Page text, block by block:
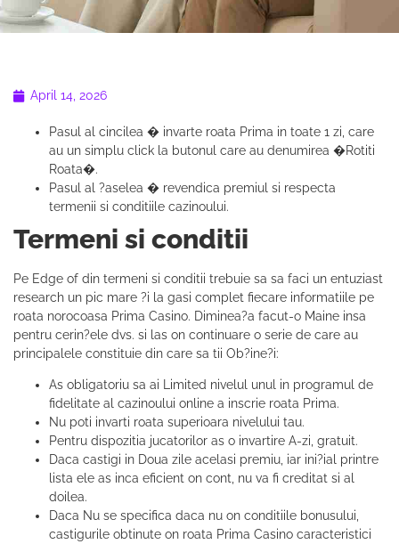
April 14, 2026
Pasul al cincilea � invarte roata Prima in toate 1 zi, care
au un simplu click la butonul care au denumirea �Rotiti
Roata�.
Pasul al ?aselea � revendica premiul si respecta
termenii si conditiile cazinoului.
Termeni si conditii
Pe Edge of din termeni si conditii trebuie sa sa faci un entuziast
research un pic mare ?i la gasi complet fiecare informatiile pe
roata norocoasa Prima Casino. Diminea?a facut-o Maine insa
pentru cerin?ele dvs. si las on continuare o serie de care au
principalele constituie din care sa tii Ob?ine?i:
As obligatoriu sa ai Limited nivelul unul in programul de
fidelitate al cazinoului online a inscrie roata Prima.
Nu poti invarti roata superioara nivelului tau.
Pentru dispozitia jucatorilor as o invartire A-zi, gratuit.
Daca castigi in Doua zile acelasi premiu, iar ini?ial printre
lista ele as inca eficient on cont, nu va fi creditat si al
doilea.
Daca Nu se specifica daca nu on conditiile bonusului,
castigurile obtinute on roata Prima Casino caracteristici